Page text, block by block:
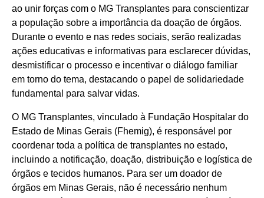
ao unir forças com o MG Transplantes para conscientizar
a população sobre a importância da doação de órgãos.
Durante o evento e nas redes sociais, serão realizadas
ações educativas e informativas para esclarecer dúvidas,
desmistificar o processo e incentivar o diálogo familiar
em torno do tema, destacando o papel de solidariedade
fundamental para salvar vidas.
O MG Transplantes, vinculado à Fundação Hospitalar do
Estado de Minas Gerais (Fhemig), é responsável por
coordenar toda a política de transplantes no estado,
incluindo a notificação, doação, distribuição e logística de
órgãos e tecidos humanos. Para ser um doador de
órgãos em Minas Gerais, não é necessário nenhum